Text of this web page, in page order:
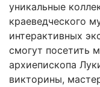
уникальные
краеведческого
интерактивных
смогут посетить
архиепископа
викторины,